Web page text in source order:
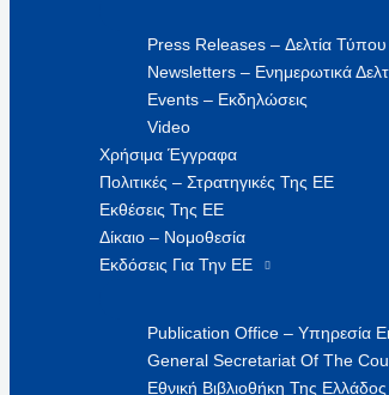
Press Releases – Δελτία Τύπου
Newsletters – Ενημερωτικά
Events – Εκδηλώσεις
Video
Χρήσιμα Έγγραφα
Πολιτικές – Στρατηγικές Της ΕΕ
Εκθέσεις Της ΕΕ
Δίκαιο – Νομοθεσία
Εκδόσεις Για Την ΕΕ
Publication Office – Υπηρεσία
General Secretariat Of The
Εθνική Βιβλιοθήκη Της Ελλάδος